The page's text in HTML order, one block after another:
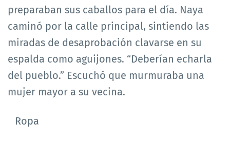
preparaban sus caballos para el día. Naya
caminó por la calle principal, sintiendo las
miradas de desaprobación clavarse en su
espalda como aguijones. “Deberían echarla
del pueblo.” Escuchó que murmuraba una
mujer mayor a su vecina.
Ropa